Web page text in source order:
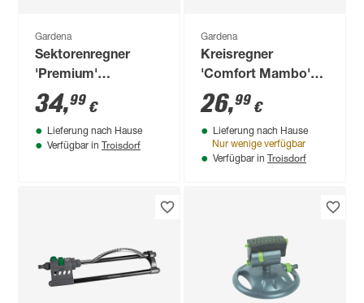
Gardena
Sektorenregner
'Premium'
mehrfarbig 75-450
m², mit Spike
34,99 €
Lieferung nach Hause
Verfügbar in Troisdorf
Gardena
Kreisregner
'Comfort Mambo'
grau 9-310 m²
26,99 €
Lieferung nach Hause
Nur wenige verfügbar
Verfügbar in Troisdorf